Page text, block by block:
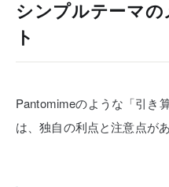
シンプルテーマ
ト
Pantomimeのような「引き
は、独自の利点と注意点があ